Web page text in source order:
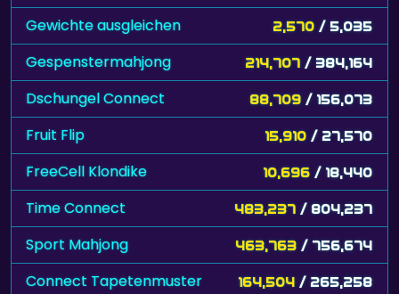
Gewichte ausgleichen 2,570 / 5,035
Gespenstermahjong 214,707 / 384,164
Dschungel Connect 88,709 / 156,073
Fruit Flip 15,910 / 27,570
FreeCell Klondike 10,696 / 18,440
Time Connect 483,237 / 804,237
Sport Mahjong 463,763 / 756,674
Connect Tapetenmuster 164,504 / 265,258